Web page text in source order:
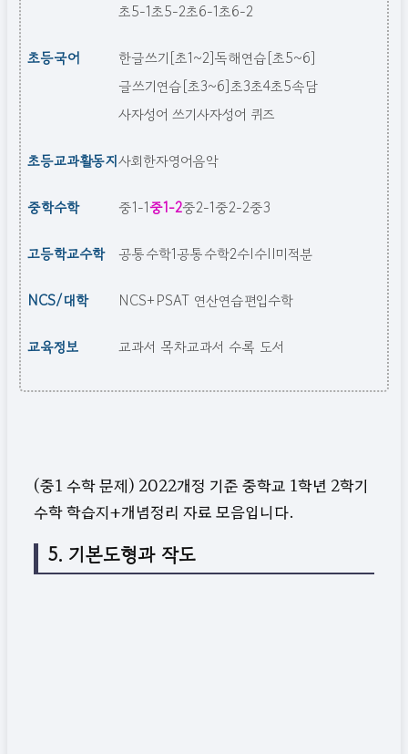
초5-1초5-2초6-1초6-2
초등국어 한글쓰기[초1~2]독해연습[초5~6]
글쓰기연습[초3~6]초3초4초5속담
사자성어 쓰기사자성어 퀴즈
초등교과활동지사회한자영어음악
중학수학 중1-1중1-2중2-1중2-2중3
고등학교수학 공통수학1공통수학2수I수II미적분
NCS/대학 NCS+PSAT 연산연습편입수학
교육정보 교과서 목차교과서 수록 도서
(중1 수학 문제) 2022개정 기준 중학교 1학년 2학기
수학 학습지+개념정리 자료 모음입니다.
5. 기본도형과 작도